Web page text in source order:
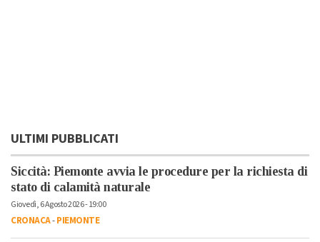
ULTIMI PUBBLICATI
Siccità: Piemonte avvia le procedure per la richiesta di
stato di calamità naturale
Giovedì, 6 Agosto 2026 - 19:00
CRONACA-PIEMONTE